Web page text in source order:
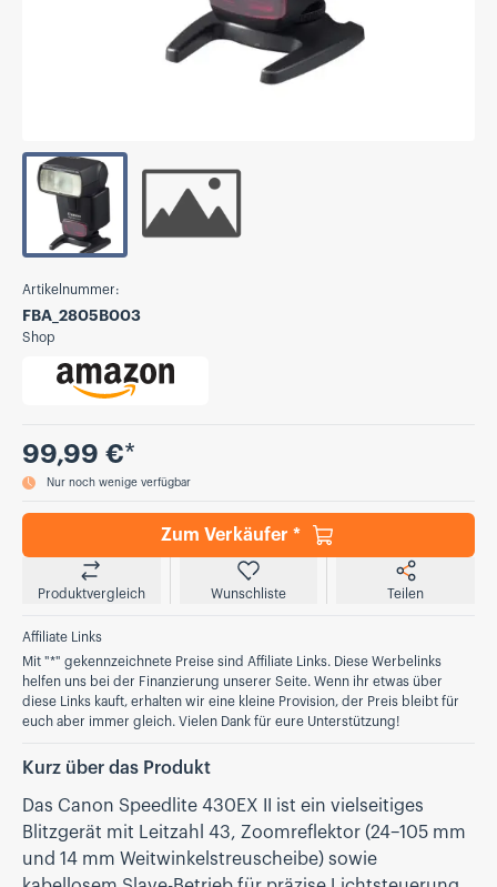
Artikelnummer:
FBA_2805B003
Shop
Preis
99,99 €*
Nur noch wenige verfügbar
Zum Verkäufer *
Produktvergleich Wunschliste Teilen
Affiliate Links
Mit "*" gekennzeichnete Preise sind Affiliate Links. Diese Werbelinks
helfen uns bei der Finanzierung unserer Seite. Wenn ihr etwas über
diese Links kauft, erhalten wir eine kleine Provision, der Preis bleibt für
euch aber immer gleich. Vielen Dank für eure Unterstützung!
Kurz über das Produkt
Das Canon Speedlite 430EX II ist ein vielseitiges
Blitzgerät mit Leitzahl 43, Zoomreflektor (24–105 mm
und 14 mm Weitwinkelstreuscheibe) sowie